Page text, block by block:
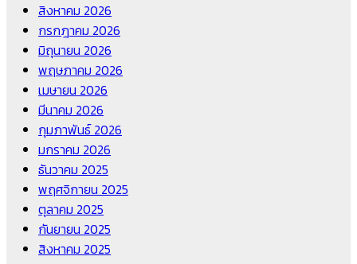
สิงหาคม 2026
กรกฎาคม 2026
มิถุนายน 2026
พฤษภาคม 2026
เมษายน 2026
มีนาคม 2026
กุมภาพันธ์ 2026
มกราคม 2026
ธันวาคม 2025
พฤศจิกายน 2025
ตุลาคม 2025
กันยายน 2025
สิงหาคม 2025